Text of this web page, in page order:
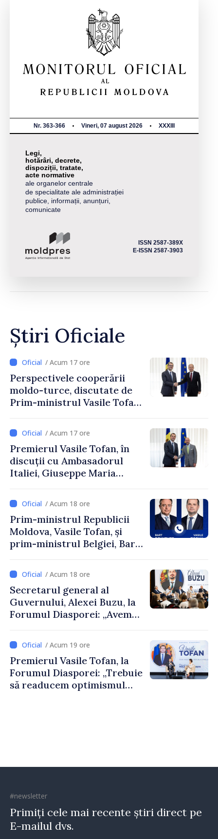
Nr. 363-366 Vineri, 07 august 2026 XXXIII
Legi,
hotărâri, decrete,
dispoziții, tratate,
acte normative
ale organelor centrale
de specialitate ale administrației
publice, informații, anunțuri,
comunicate
ISSN 2587-389X
E-ISSN 2587-3903
Știri Oficiale
/ Acum 17 ore
Perspectivele cooperării
moldo-turce, discutate de
Prim-ministrul Vasile Tofan
Uygar Mustafa Sertel
/ Acum 17 ore
Premierul Vasile Tofan, în
discuții cu Ambasadorul
Italiei, Giuseppe Maria
/ Acum 18 ore
Prim-ministrul Republicii
Moldova, Vasile Tofan, și
prim-ministrul Belgiei, Bart
despre parcursul european
al Republicii Moldova.
/ Acum 18 ore
Secretarul general al
Guvernului, Alexei Buzu, la
Forumul Diasporei: „Avem
dumneavoastră pentru a
construi comunități mai
puternice”
/ Acum 19 ore
Premierul Vasile Tofan, la
Forumul Diasporei: „Trebuie
să readucem optimismul
#newsletter
Primiți cele mai recente știri direct pe
E-mailul dvs.